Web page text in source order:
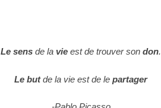
Le sens de la vie est de trouver sondon.
Le butde la vie est de lepartager